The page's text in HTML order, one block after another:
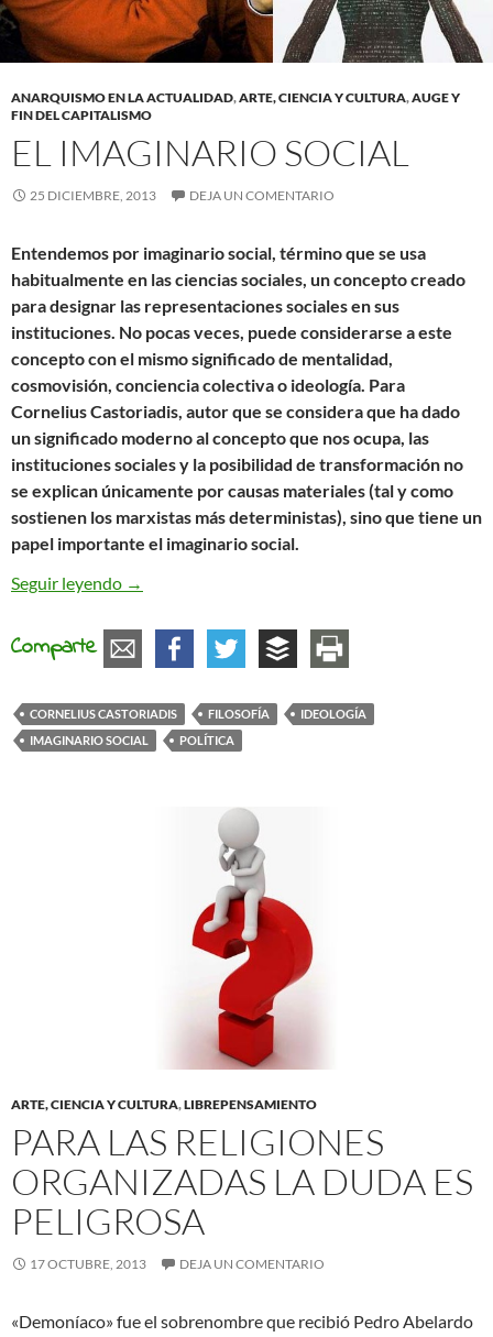
ANARQUISMO EN LA ACTUALIDAD,ARTE, CIENCIA Y CULTURA,AUGE Y
FIN DEL CAPITALISMO
EL IMAGINARIO SOCIAL
25 DICIEMBRE, 2013 DEJA UN COMENTARIO
Entendemos por imaginario social, término que se usa
habitualmente en las ciencias sociales, un concepto creado
para designar las representaciones sociales en sus
instituciones. No pocas veces, puede considerarse a este
concepto con el mismo significado de mentalidad,
cosmovisión, conciencia colectiva o ideología. Para
Cornelius Castoriadis, autor que se considera que ha dado
un significado moderno al concepto que nos ocupa, las
instituciones sociales y la posibilidad de transformación no
se explican únicamente por causas materiales (tal y como
sostienen los marxistas más deterministas), sino que tiene un
papel importante el imaginario social.
Seguir leyendo El imaginario social
→
Comparte
CORNELIUS CASTORIADIS FILOSOFÍA
IDEOLOGÍA
IMAGINARIO SOCIAL
POLÍTICA
ARTE, CIENCIA Y CULTURA,LIBREPENSAMIENTO
PARA LAS RELIGIONES
ORGANIZADAS LA DUDA ES
PELIGROSA
17 OCTUBRE, 2013 DEJA UN COMENTARIO
«Demoníaco» fue el sobrenombre que recibió Pedro Abelardo